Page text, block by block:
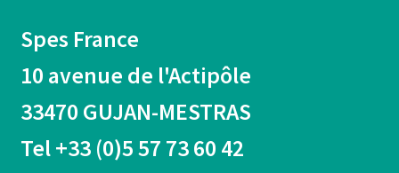
Spes France
10 avenue de l'Actipôle
33470 GUJAN-MESTRAS
Tel +33 (0)5 57 73 60 42